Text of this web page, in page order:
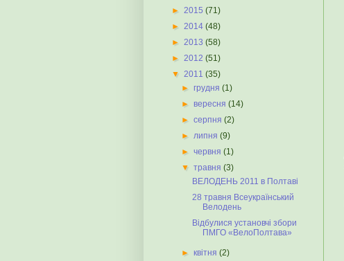
► 2015 (71)
► 2014 (48)
► 2013 (58)
► 2012 (51)
▼ 2011 (35)
►грудня(1)
►вересня(14)
►серпня(2)
►липня(9)
►червня(1)
▼травня(3)
ВЕЛОДЕНЬ 2011 в Полтаві
28 травня Всеукраїнський
Велодень
Відбулися установчі збори
ПМГО «ВелоПолтава»
►квітня(2)